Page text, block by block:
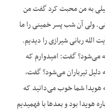
خیلی به من محبت کرد گفت من
ولی آن شب پسر خمینی را ما
الله ربانی شیرازی را دیدیم.
می‌شود؟ گفت: امیدوارم که
دلیل تیرباران می‌شود؟ گفت،
هویدا شما خوب می‌دانید که
هویدا بود و بعدها با فهمیدیم